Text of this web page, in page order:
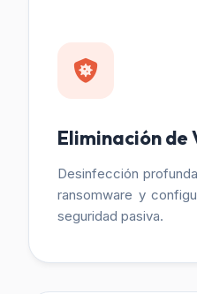
Eliminación de
Desinfección
ransomware y
seguridad pasiva.